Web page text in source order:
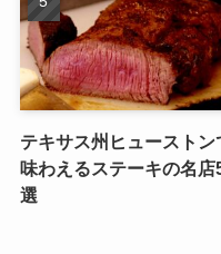
テキサス州ヒューストン
味わえるステーキの名店
選